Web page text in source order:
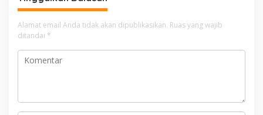
Alamat email Anda tidak akan dipublikasikan. Ruas yang wajib
ditandai *